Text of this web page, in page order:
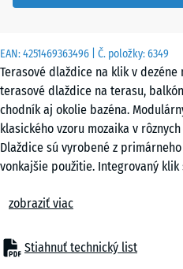
EAN:4251469363496 | Č. položky:6349
Terasové dlaždice na klik v
terasové dlaždice na terasu,
chodník aj okolie bazéna.
klasického vzoru mozaika v
Dlaždice sú vyrobené z
vonkajšie použitie. Integrovaný
Komfort
domáce zvieratá. Dažďová voda je
konštrukciou, čo umožňuje rýchle
zobraziť viac
Stiahnuť technický list